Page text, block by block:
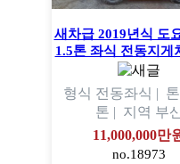
새차급 2019년식 도
1.5톤 좌식 전동지
형식 전동좌식 |
톤 | 지역 부
11,000,000만
no.18973